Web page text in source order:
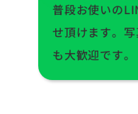
普段お使いの
せ頂けます。
も大歓迎です。